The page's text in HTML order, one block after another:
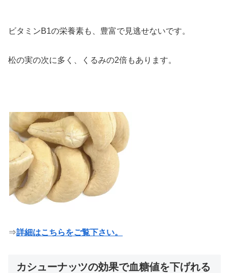
ビタミンB1の栄養素も、豊富で見逃せないです。
松の実の次に多く、くるみの2倍もあります。
⇒詳細はこちらをご覧下さい。
カシューナッツの効果で血糖値を下げれる